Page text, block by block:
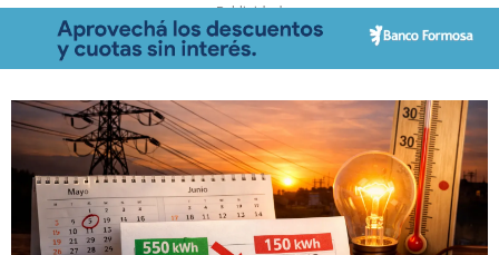
- Publicidad -
Impacto tarifario: ¿Cuándo llegarán las facturas de marzo con el
recorte de subsidios para el Norte argentino?
Marzo 20, 2026